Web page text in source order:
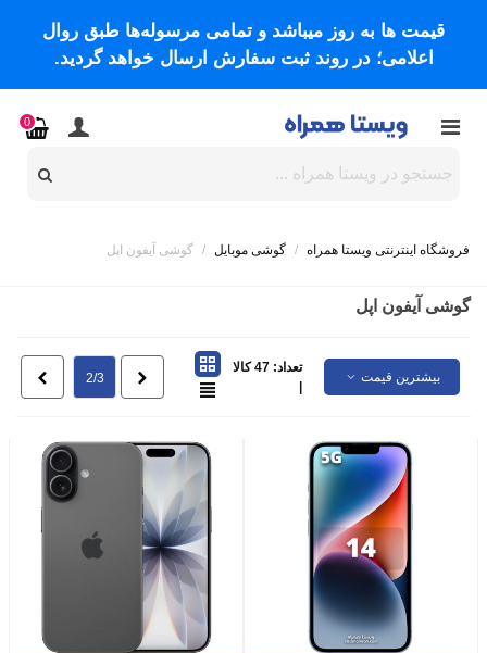
قیمت ها به روز میباشد و تمامی مرسوله‌ها طبق روال
اعلامی؛ در روند ثبت سفارش ارسال خواهد گردید.
0
فروشگاه اینترنتی ویستا همراه / گوشی موبایل / گوشی آیفون اپل
گوشی آیفون اپل
بیشترین قیمت
تعداد: 47 کالا
2/3